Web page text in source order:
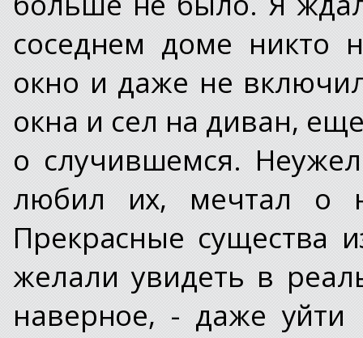
соседнем доме никто
окно и даже не
окна и сел на диван,
о случившемся.
любил их, мечтал о
Прекрасные существа
желали увидеть в
наверное, - даже